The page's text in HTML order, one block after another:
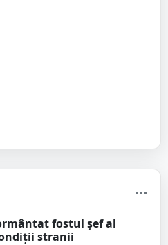
fostul șef al
stranii